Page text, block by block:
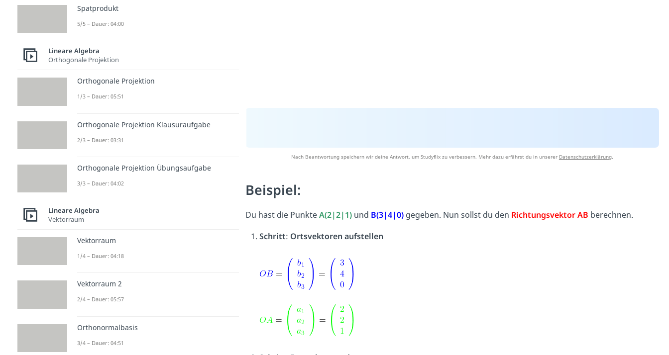
Nach Beantwortung speichern wir deine Antwort, um Studyflix zu verbessern. Mehr dazu erfährst du in unserer Datenschutzerklärung.
Beispiel:
Du hast die PunkteA(2|2|1)und B(3|4|0) gegeben. Nun sollst du den Richtungsvektor AB berechnen.
Schritt: Ortsvektoren aufstellen
Spatprodukt
5/5 – Dauer: 04:00
Lineare Algebra
Orthogonale Projektion
Orthogonale Projektion
1/3 – Dauer: 05:51
Orthogonale Projektion Klausuraufgabe
2/3 – Dauer: 03:31
Orthogonale Projektion Übungsaufgabe
3/3 – Dauer: 04:02
Lineare Algebra
Vektorraum
Vektorraum
1/4 – Dauer: 04:18
Vektorraum 2
2/4 – Dauer: 05:57
Orthonormalbasis
3/4 – Dauer: 04:51